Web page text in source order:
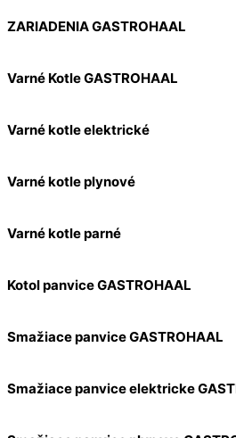
ZARIADENIA GASTROHAAL
Varné Kotle GASTROHAAL
Varné kotle elektrické
Varné kotle plynové
Varné kotle parné
Kotol panvice GASTROHAAL
Smažiace panvice GASTROHAAL
Smažiace panvice elektricke